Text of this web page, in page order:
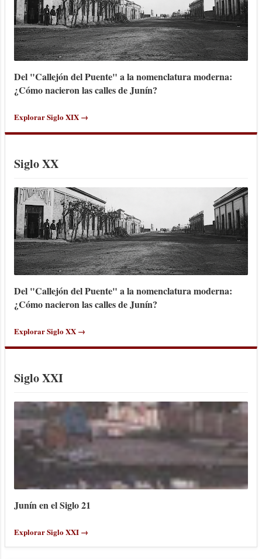
Del "Callejón del Puente" a la nomenclatura moderna:
¿Cómo nacieron las calles de Junín?
Explorar Siglo XIX →
Siglo XX
Del "Callejón del Puente" a la nomenclatura moderna:
¿Cómo nacieron las calles de Junín?
Explorar Siglo XX →
Siglo XXI
Junín en el Siglo 21
Explorar Siglo XXI →